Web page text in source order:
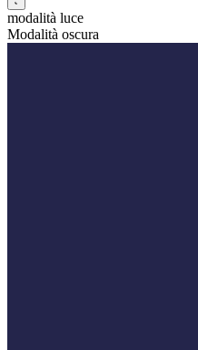
modalità luce
Modalità oscura